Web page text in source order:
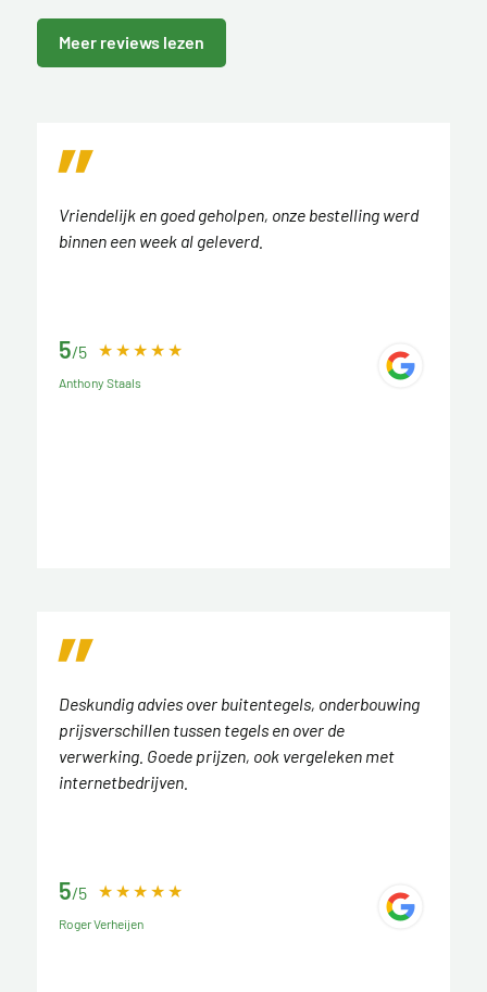
Meer reviews lezen
Vriendelijk en goed geholpen, onze bestelling werd
binnen een week al geleverd.
5/5
Anthony Staals
Deskundig advies over buitentegels, onderbouwing
prijsverschillen tussen tegels en over de
verwerking. Goede prijzen, ook vergeleken met
internetbedrijven.
5/5
Roger Verheijen